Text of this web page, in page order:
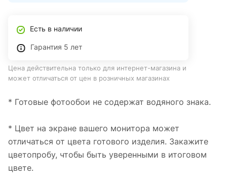
Есть в наличии
Гарантия 5 лет
Цена действительна только для интернет-магазина и
может отличаться от цен в розничных магазинах
* Готовые фотообои не содержат водяного знака.
* Цвет на экране вашего монитора может
отличаться от цвета готового изделия. Закажите
цветопробу, чтобы быть уверенными в итоговом
цвете.